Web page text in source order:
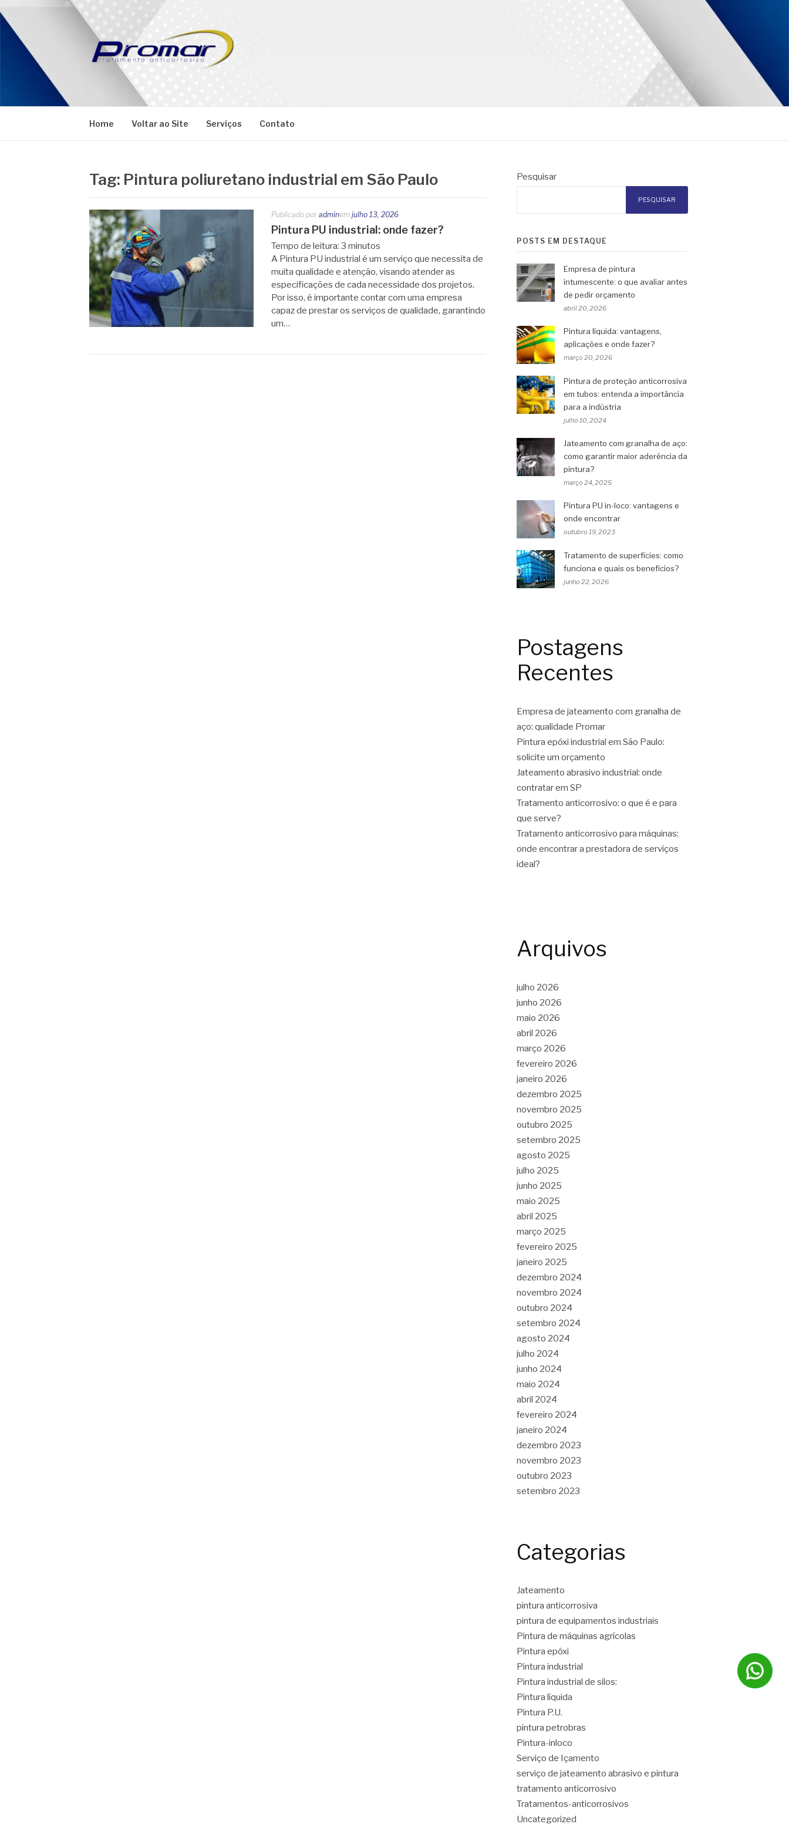
para
conteúdo
PROMAR
Home Voltar ao Site Serviços Contato
Tag: Pintura poliuretano industrial em São Paulo
Publicado por adminem julho 13, 2026
Pintura PU industrial: onde fazer?
Tempo de leitura: 3 minutos
A Pintura PU industrial é um serviço que necessita de
muita qualidade e atenção, visando atender as
especificações de cada necessidade dos projetos.
Por isso, é importante contar com uma empresa
capaz de prestar os serviços de qualidade, garantindo
um…
Pesquisar
PESQUISAR
POSTS EM DESTAQUE
Empresa de pintura
intumescente: o que avaliar antes
de pedir orçamento
abril 20, 2026
Pintura líquida: vantagens,
aplicações e onde fazer?
março 20, 2026
Pintura de proteção anticorrosiva
em tubos: entenda a importância
para a indústria
julho 10, 2024
Jateamento com granalha de aço:
como garantir maior aderência da
pintura?
março 24, 2025
Pintura PU in-loco: vantagens e
onde encontrar
outubro 19, 2023
Tratamento de superfícies: como
funciona e quais os benefícios?
junho 22, 2026
Postagens
Recentes
Empresa de jateamento com granalha de
aço: qualidade Promar
Pintura epóxi industrial em São Paulo:
solicite um orçamento
Jateamento abrasivo industrial: onde
contratar em SP
Tratamento anticorrosivo: o que é e para
que serve?
Tratamento anticorrosivo para máquinas:
onde encontrar a prestadora de serviços
ideal?
Arquivos
julho 2026
junho 2026
maio 2026
abril 2026
março 2026
fevereiro 2026
janeiro 2026
dezembro 2025
novembro 2025
outubro 2025
setembro 2025
agosto 2025
julho 2025
junho 2025
maio 2025
abril 2025
março 2025
fevereiro 2025
janeiro 2025
dezembro 2024
novembro 2024
outubro 2024
setembro 2024
agosto 2024
julho 2024
junho 2024
maio 2024
abril 2024
fevereiro 2024
janeiro 2024
dezembro 2023
novembro 2023
outubro 2023
setembro 2023
Categorias
Jateamento
pintura anticorrosiva
pintura de equipamentos industriais
Pintura de máquinas agrícolas
Pintura epóxi
Pintura industrial
Pintura industrial de silos:
Pintura líquida
Pintura P.U.
pintura petrobras
Pintura-inloco
Serviço de Içamento
serviço de jateamento abrasivo e pintura
tratamento anticorrosivo
Tratamentos-anticorrosivos
Uncategorized